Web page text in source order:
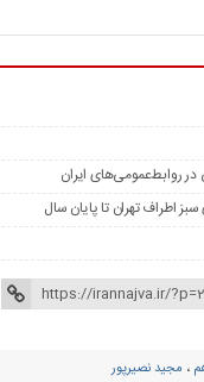
در روابط‌عمومی‌های ایران
، مجید نصیرپور